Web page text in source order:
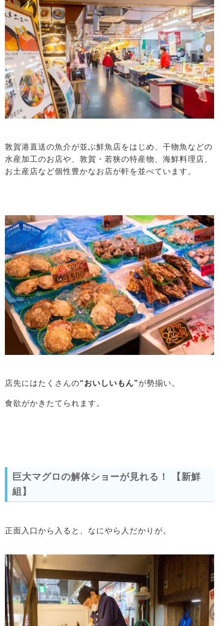
敦賀港直送の魚介が並ぶ鮮魚店をはじめ、干物魚などの
水産加工のお店や、敦賀・若狭の特産物、海鮮料理店、
お土産店など個性豊かなお店が軒を並べています。
店先にはたくさんの“おいしいもん”が勢揃い。
食欲がかきたてられます。
巨大マグロの解体ショーが見れる！ 【新鮮
組】
正面入口から入ると、なにやら人だかりが。